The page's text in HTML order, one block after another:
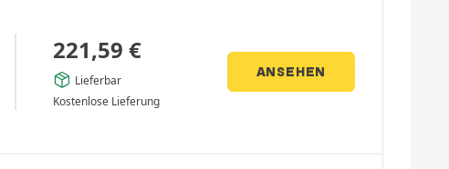
221,59 €
Lieferbar
Kostenlose Lieferung
ANSEHEN